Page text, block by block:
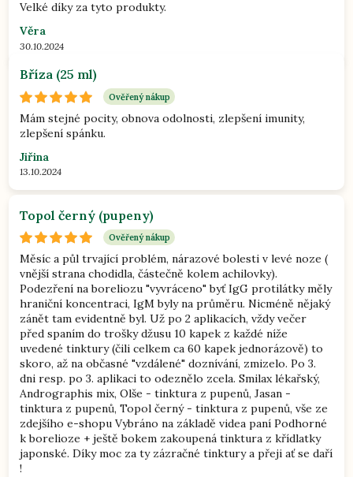
Velké díky za tyto produkty.
Věra
30.10.2024
Bříza (25 ml)
Ověřený nákup
Mám stejné pocity, obnova odolnosti, zlepšení imunity,
zlepšení spánku.
Jiřina
13.10.2024
Topol černý (pupeny)
Ověřený nákup
Měsíc a půl trvající problém, nárazové bolesti v levé noze (
vnější strana chodidla, částečně kolem achilovky).
Podezření na boreliozu "vyvráceno" byť IgG protilátky měly
hraniční koncentraci, IgM byly na průměru. Nicméně nějaký
zánět tam evidentně byl. Už po 2 aplikacích, vždy večer
před spaním do trošky džusu 10 kapek z každé níže
uvedené tinktury (čili celkem ca 60 kapek jednorázově) to
skoro, až na občasné "vzdálené" doznívání, zmizelo. Po 3.
dni resp. po 3. aplikaci to odeznělo zcela. Smilax lékařský,
Andrographis mix, Olše - tinktura z pupenů, Jasan -
tinktura z pupenů, Topol černý - tinktura z pupenů, vše ze
zdejšího e-shopu Vybráno na základě videa paní Podhorné
k borelioze + ještě bokem zakoupená tinktura z křídlatky
japonské. Díky moc za ty zázračné tinktury a přeji ať se daří
!